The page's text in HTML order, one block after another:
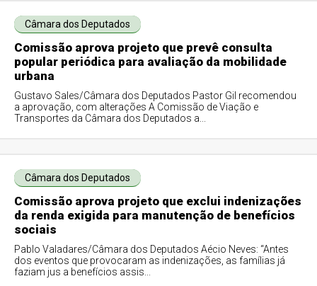
Câmara dos Deputados
Comissão aprova projeto que prevê consulta
popular periódica para avaliação da mobilidade
urbana
Gustavo Sales/Câmara dos Deputados Pastor Gil recomendou
a aprovação, com alterações A Comissão de Viação e
Transportes da Câmara dos Deputados a...
Câmara dos Deputados
Comissão aprova projeto que exclui indenizações
da renda exigida para manutenção de benefícios
sociais
Pablo Valadares/Câmara dos Deputados Aécio Neves: “Antes
dos eventos que provocaram as indenizações, as famílias já
faziam jus a benefícios assis...